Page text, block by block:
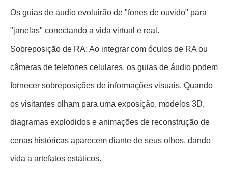
Os guias de áudio evoluirão de "fones de ouvido" para
"janelas" conectando a vida virtual e real.
Sobreposição de RA: Ao integrar com óculos de RA ou
câmeras de telefones celulares, os guias de áudio podem
fornecer sobreposições de informações visuais. Quando
os visitantes olham para uma exposição, modelos 3D,
diagramas explodidos e animações de reconstrução de
cenas históricas aparecem diante de seus olhos, dando
vida a artefatos estáticos.